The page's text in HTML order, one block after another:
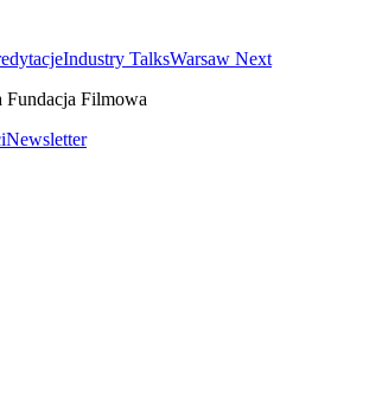
Industry TalksWarsaw Next
Fundacja Filmowa
Newsletter